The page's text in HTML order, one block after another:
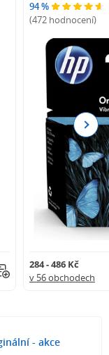
94 %
(472 hodnocení)
284 - 486 Kč
v 56 obchodech
Next
- akce